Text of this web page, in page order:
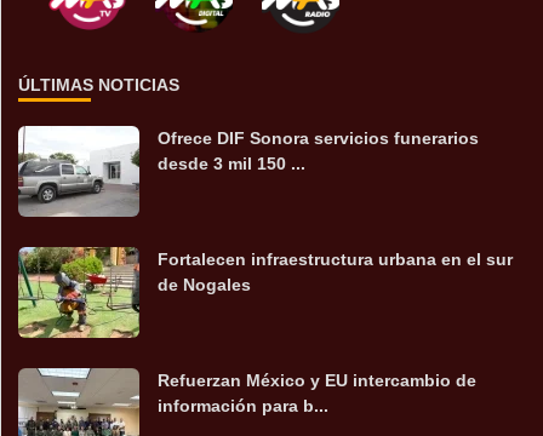
ÚLTIMAS NOTICIAS
Ofrece DIF Sonora servicios funerarios
desde 3 mil 150 ...
Fortalecen infraestructura urbana en el sur
de Nogales
Refuerzan México y EU intercambio de
información para b...